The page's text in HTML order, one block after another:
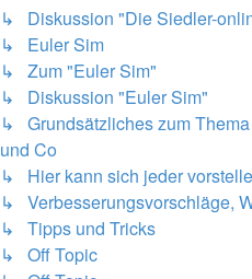
↳ Diskussion "Die Siedler-
↳ Euler Sim
↳ Zum "Euler Sim"
↳ Diskussion "Euler Sim"
↳ Grundsätzliches zum
und Co
↳ Hier kann sich jeder
↳ Verbesserungsvorschläge,
↳ Tipps und Tricks
↳ Off Topic